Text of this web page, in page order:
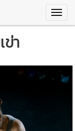
ข่า